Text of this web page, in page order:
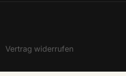
Vertrag widerrufen